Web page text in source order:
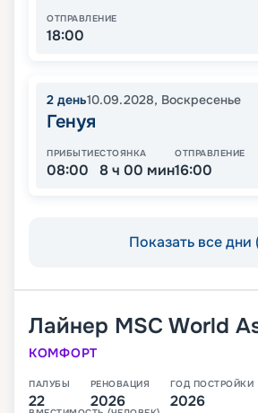
ОТПРАВЛЕНИЕ
18:00
2 день10.09.2028, Воскресенье
Генуя
ПРИБЫТИЕ
08:00
СТОЯНКА
8 ч 00 мин
ОТПРАВЛЕНИЕ
16:00
Показать все дни
Лайнер MSC World
КОМФОРТ
ПАЛУБЫ
22
РЕНОВАЦИЯ
2026
ГОД ПОСТРОЙКИ
2026